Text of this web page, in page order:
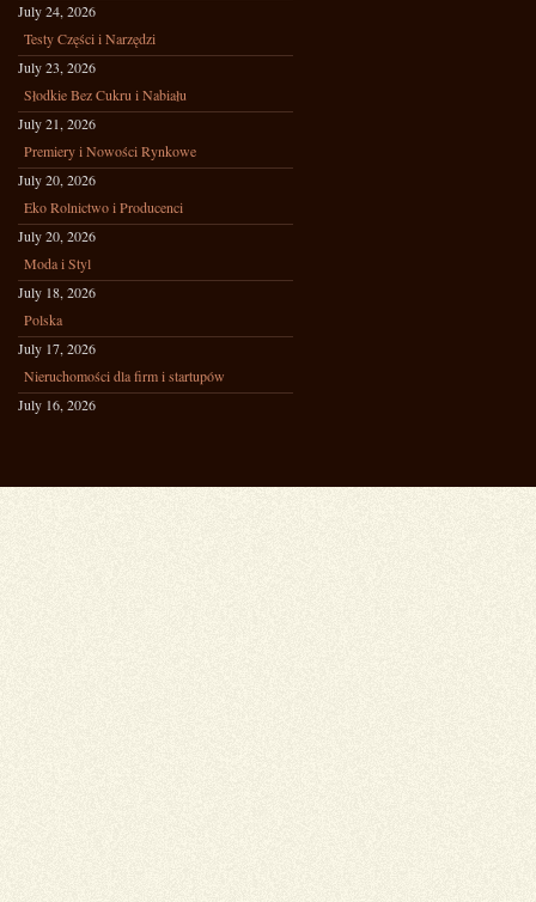
July 24, 2026
Testy Części i Narzędzi
July 23, 2026
Słodkie Bez Cukru i Nabiału
July 21, 2026
Premiery i Nowości Rynkowe
July 20, 2026
Eko Rolnictwo i Producenci
July 20, 2026
Moda i Styl
July 18, 2026
Polska
July 17, 2026
Nieruchomości dla firm i startupów
July 16, 2026